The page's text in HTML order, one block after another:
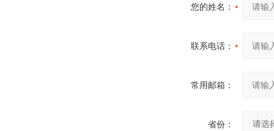
您的姓名：
联系电话：
常用邮箱：
省份：